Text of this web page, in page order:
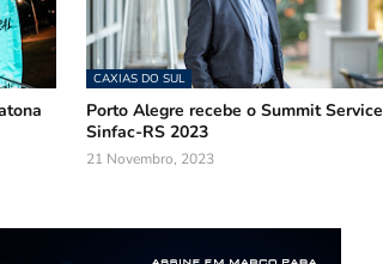
CAXIAS DO SUL
Porto Alegre recebe o Summit Service
Sinfac-RS 2023
21 Novembro, 2023